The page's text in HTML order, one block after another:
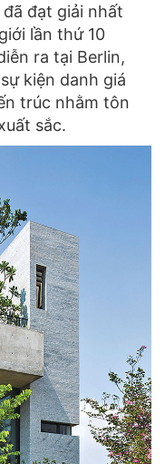
đạt giải nhất
lần thứ 10
ra tại Berlin,
kiện danh giá
trúc nhằm tôn
sắc.